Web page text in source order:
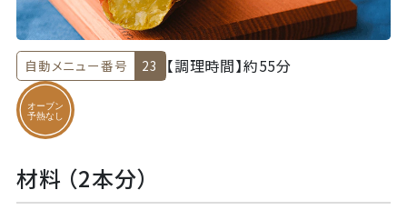
自動メニュー番号 23 【調理時間】約55分
材料 （2本分）